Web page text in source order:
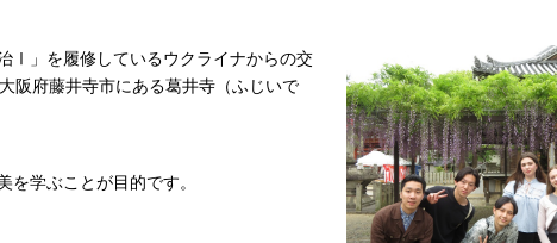
Ⅰ」を履修しているウクライナからの交
阪府藤井寺市にある葛井寺（ふじいで
学ぶことが目的です。